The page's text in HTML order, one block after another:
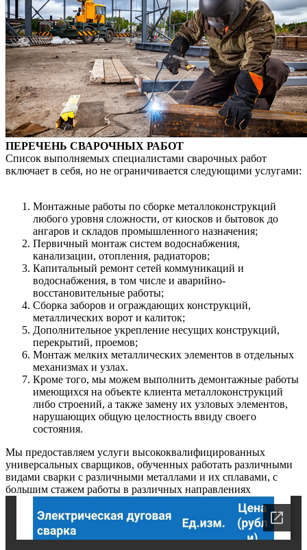
ПЕРЕЧЕНЬ СВАРОЧНЫХ РАБОТ
Список выполняемых специалистами сварочных работ
включает в себя, но не ограничивается следующими услугами:
Монтажные работы по сборке металлоконструкций
любого уровня сложности, от киосков и бытовок до
ангаров и складов промышленного назначения;
Первичный монтаж систем водоснабжения,
канализации, отопления, радиаторов;
Капитальный ремонт сетей коммуникаций и
водоснабжения, в том числе и аварийно-
восстановительные работы;
Сборка заборов и ограждающих конструкций,
металлических ворот и калиток;
Дополнительное укрепление несущих конструкций,
перекрытий, проемов;
Монтаж мелких металлических элементов в отдельных
механизмах и узлах.
Кроме того, мы можем выполнить демонтажные работы
имеющихся на объекте клиента металлоконструкций
либо строений, а также замену их узловых элементов,
нарушающих общую целостность ввиду своего
состояния.
Мы предоставляем услуги высококвалифицированных
универсальных сварщиков, обученных работать различными
видами сварки с различными металлами и их сплавами, с
большим стажем работы в различных направлениях